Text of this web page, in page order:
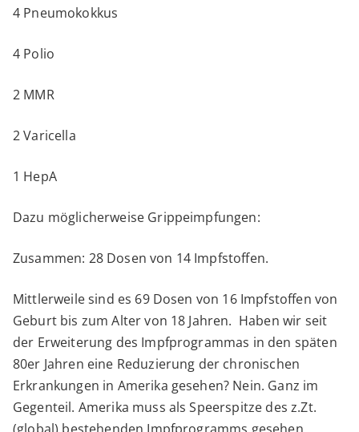
4 Pneumokokkus
4 Polio
2 MMR
2 Varicella
1 HepA
Dazu möglicherweise Grippeimpfungen:
Zusammen: 28 Dosen von 14 Impfstoffen.
Mittlerweile sind es 69 Dosen von 16 Impfstoffen von
Geburt bis zum Alter von 18 Jahren. Haben wir seit
der Erweiterung des Impfprogrammas in den späten
80er Jahren eine Reduzierung der chronischen
Erkrankungen in Amerika gesehen? Nein. Ganz im
Gegenteil. Amerika muss als Speerspitze des z.Zt.
(global) bestehenden Impfprogramms gesehen